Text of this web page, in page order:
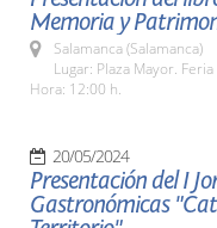
Memoria y
Salamanca (Salamanca)
Lugar: Plaza Mayor.
Hora: 12:00 h.
20/05/2024
Presentación del I
Gastronómicas